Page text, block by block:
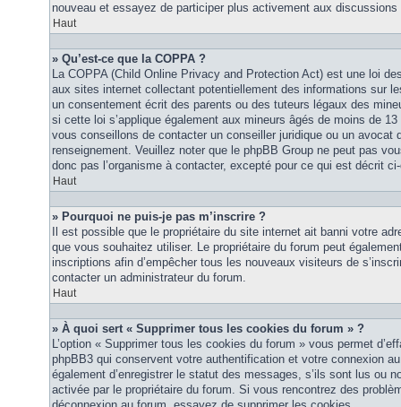
nouveau et essayez de participer plus activement aux
Haut
» Qu’est-ce que la COPPA ?
La COPPA (Child Online Privacy and Protection Act) est une loi
aux sites internet collectant potentiellement des informations sur
un consentement écrit des parents ou des tuteurs légaux des
si cette loi s’applique également aux mineurs âgés de moins de
vous conseillons de contacter un conseiller juridique ou un avocat
renseignement. Veuillez noter que le phpBB Group ne peut pas
donc pas l’organisme à contacter, excepté pour ce qui est décrit
Haut
» Pourquoi ne puis-je pas m’inscrire ?
Il est possible que le propriétaire du site internet ait banni votre
que vous souhaitez utiliser. Le propriétaire du forum peut
inscriptions afin d’empêcher tous les nouveaux visiteurs de
contacter un administrateur du forum.
Haut
» À quoi sert « Supprimer tous les cookies du forum » ?
L’option « Supprimer tous les cookies du forum » vous permet
phpBB3 qui conservent votre authentification et votre connexion
également d’enregistrer le statut des messages, s’ils sont lus ou
activée par le propriétaire du forum. Si vous rencontrez des